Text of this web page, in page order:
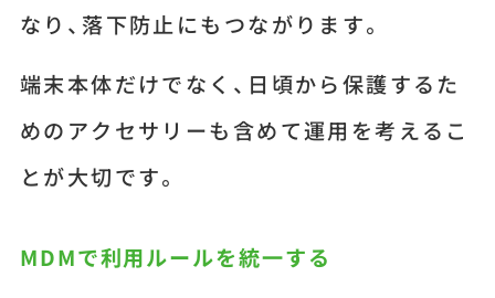
なり、落下防止にもつながります。
端末本体だけでなく、日頃から保護するた
めのアクセサリーも含めて運用を考えるこ
とが大切です。
MDMで利用ルールを統一する